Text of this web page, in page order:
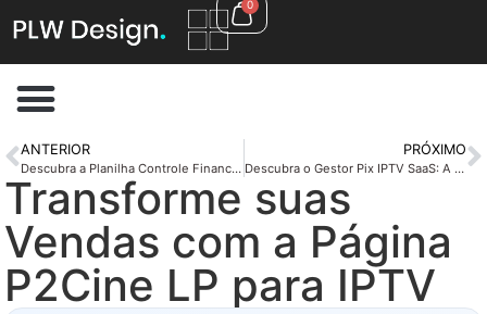
0
ANTERIOR
Descubra a Planilha Controle Financeiro A Mais Completa
PRÓXIMO
Descubra o Gestor Pix IPTV SaaS: A Solução de Cobranças d…
Transforme suas
Vendas com a Página
P2Cine LP para IPTV